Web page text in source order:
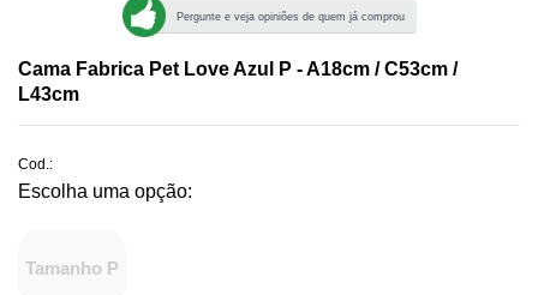
Pergunte e veja opiniões de quem já comprou
Cama Fabrica Pet Love Azul P - A18cm / C53cm /
L43cm
Cod.:
Tamanho P